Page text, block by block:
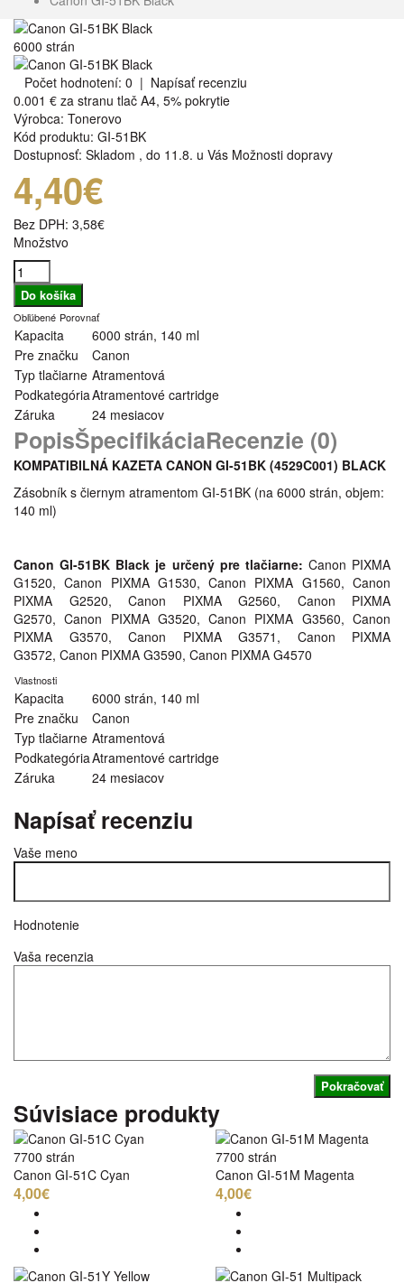
6000 strán
Počet hodnotení: 0 | Napísať recenziu
0.001 € za stranu tlač A4, 5% pokrytie
Výrobca: Tonerovo
Kód produktu: GI-51BK
Dostupnosť: Skladom , do 11.8. u Vás Možnosti dopravy
4,40€
Bez DPH: 3,58€
Množstvo
Obľúbené Porovnať
Kapacita
6000 strán, 140 ml
Pre značku
Canon
Typ tlačiarne Atramentová
PodkategóriaAtramentové cartridge
Záruka
24 mesiacov
PopisŠpecifikáciaRecenzie (0)
KOMPATIBILNÁ KAZETA CANON GI-51BK (4529C001) BLACK
Zásobník s čiernym atramentom GI-51BK (na 6000 strán, objem:
140 ml)
Canon GI-51BK Black je určený pre tlačiarne: Canon PIXMA
G1520, Canon PIXMA G1530, Canon PIXMA G1560, Canon
PIXMA G2520, Canon PIXMA G2560, Canon PIXMA
G2570, Canon PIXMA G3520, Canon PIXMA G3560, Canon
PIXMA G3570, Canon PIXMA G3571, Canon PIXMA
G3572, Canon PIXMA G3590, Canon PIXMA G4570
Vlastnosti
Kapacita
6000 strán, 140 ml
Pre značku
Canon
Typ tlačiarne Atramentová
PodkategóriaAtramentové cartridge
Záruka
24 mesiacov
Napísať recenziu
Vaše meno
Hodnotenie
Vaša recenzia
Pokračovať
Súvisiace produkty
7700 strán
Canon GI-51C Cyan
4,00€
7700 strán
Canon GI-51M Magenta
4,00€